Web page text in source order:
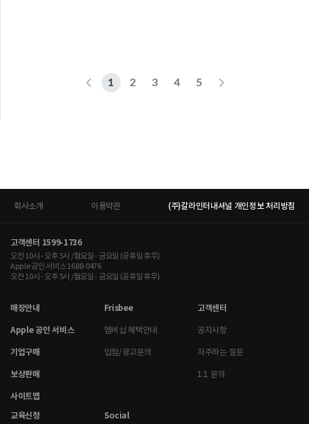
1 2 3 4 5
회사소개 이용약관 (주)갈라인터내셔널 개인정보 처리방침
고객센터 1599-1736
오전 10시 - 오후 5시 /월요일 - 금요일 (공휴일 휴무)
Apple 공인 서비스 1688-0476
오전 10시 - 오후 5시 /월요일 - 금요일 (공휴일 휴무)
매장안내
Apple 공인 서비스
기업구매
보상판매
사이트맵
Frisbee
멤버십 혜택안내
입점/광고문의
고객센터
공지사항
자주하는 질문
1:1 문의
교육신청 Social